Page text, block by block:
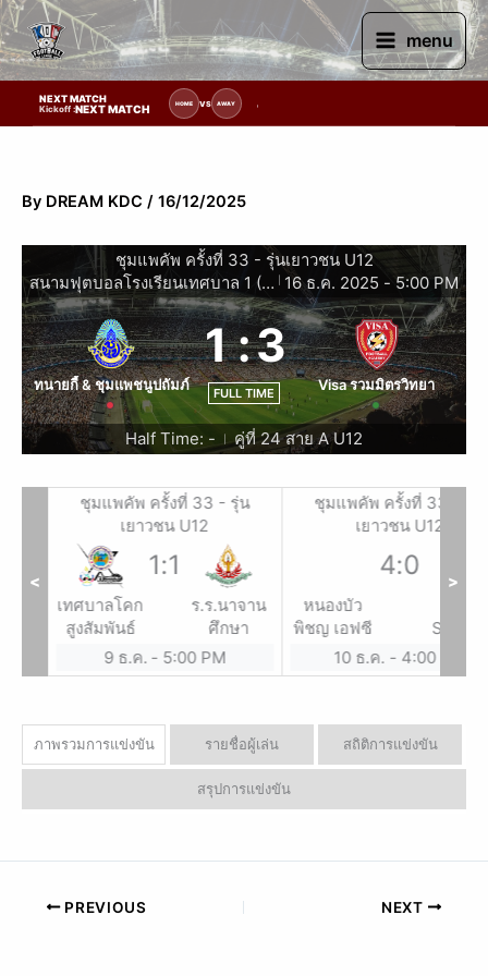
Skip
to
content
menu
NEXT MATCH
Kickoff :NEXT MATCH HOME VS AWAY
ายการแข่งขัน | รอระบุวันแข่งขัน | รอข้อมูลทีมแข่งขัน
By DREAM KDC / 16/12/2025
ชุมแพคัพ ครั้งที่ 33 - รุ่นเยาวชน U12
สนามฟุตบอลโรงเรียนเทศบาล 1 (สำนักงานสลากกินแบ่งรัฐบาลอุปถัมภ์) 16 ธ.ค. 2025 - 5:00 PM
ทนายกี้ & ชุมแพชนูปถัมภ์
1:3
FULL TIME
Visa รวมมิตรวิทยา
Half Time: - คู่ที่ 24 สาย A U12
ชุมแพคัพ ครั้งที่ 33 - รุ่น
เยาวชน U12
เทศบาลโคก
สูงสัมพันธ์
1:1
ร.ร.นาจาน
ศึกษา
9 ธ.ค. - 5:00 PM
ชุมแพคัพ ครั้งที่ 33 - รุ่น
เยาวชน U12
หนองบัว
พิชญ เอฟซี
4:0
10 ธ.ค. - 4:00 PM
< >
ภาพรวมการแข่งขัน รายชื่อผู้เล่น สถิติการแข่งขัน
สรุปการแข่งขัน
PREVIOUS NEXT